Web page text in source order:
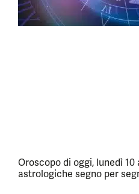
Oroscopo di oggi, lunedì
astrologiche segno per